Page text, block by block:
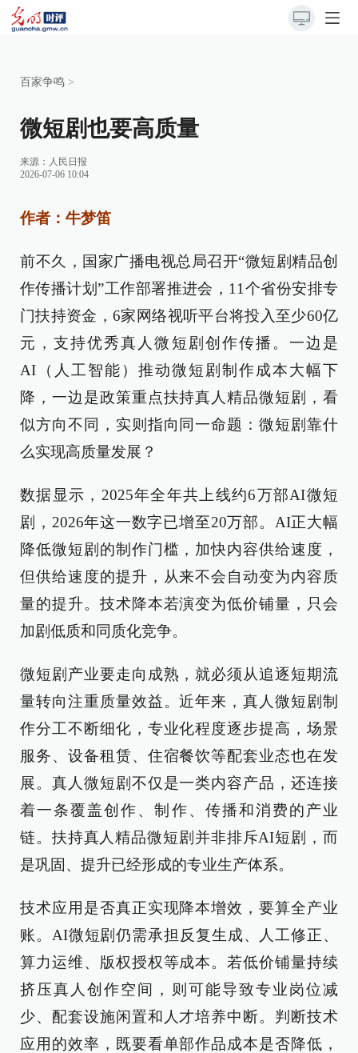
百家争鸣 >
微短剧也要高质量
来源： 人民日报
2026-07-06 10:04
作者：牛梦笛
前不久，国家广播电视总局召开“微短剧精品创
作传播计划”工作部署推进会，11个省份安排专
门扶持资金，6家网络视听平台将投入至少60亿
元，支持优秀真人微短剧创作传播。一边是
AI（人工智能）推动微短剧制作成本大幅下
降，一边是政策重点扶持真人精品微短剧，看
似方向不同，实则指向同一命题：微短剧靠什
么实现高质量发展？
数据显示，2025年全年共上线约6万部AI微短
剧，2026年这一数字已增至20万部。AI正大幅
降低微短剧的制作门槛，加快内容供给速度，
但供给速度的提升，从来不会自动变为内容质
量的提升。技术降本若演变为低价铺量，只会
加剧低质和同质化竞争。
微短剧产业要走向成熟，就必须从追逐短期流
量转向注重质量效益。近年来，真人微短剧制
作分工不断细化，专业化程度逐步提高，场景
服务、设备租赁、住宿餐饮等配套业态也在发
展。真人微短剧不仅是一类内容产品，还连接
着一条覆盖创作、制作、传播和消费的产业
链。扶持真人精品微短剧并非排斥AI短剧，而
是巩固、提升已经形成的专业生产体系。
技术应用是否真正实现降本增效，要算全产业
账。AI微短剧仍需承担反复生成、人工修正、
算力运维、版权授权等成本。若低价铺量持续
挤压真人创作空间，则可能导致专业岗位减
少、配套设施闲置和人才培养中断。判断技术
应用的效率，既要看单部作品成本是否降低，